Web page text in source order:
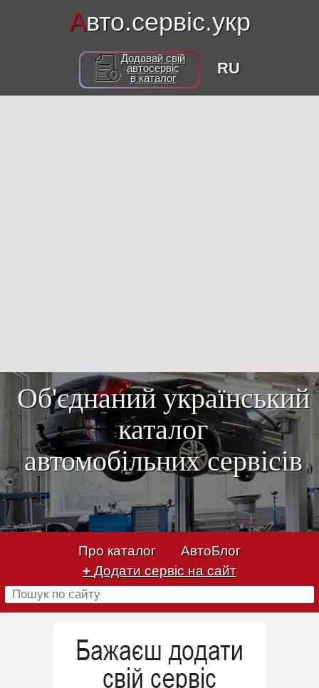
Авто.сервіс.укр
Додавай свій
автосервіс
в каталог
RU
Об'єднаний український
каталог
автомобільних сервісів
Про каталог
АвтоБлог
+ Додати сервіс на сайт